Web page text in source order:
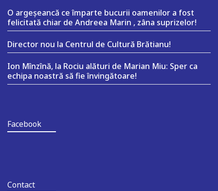
O argeşeancă ce împarte bucurii oamenilor a fost
felicitată chiar de Andreea Marin , zâna suprizelor!
Director nou la Centrul de Cultură Brătianu!
Ion Mînzînă, la Rociu alături de Marian Miu: Sper ca
echipa noastră să fie învingătoare!
Facebook
Contact